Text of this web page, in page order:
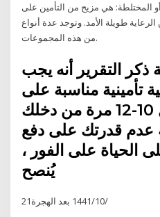
أو المختلطة: هي مزيج من التأمين على
طويلة الأمد. وتوجد عدة أنواع
من هذه المجموعات.
ذكر التقرير أنه يجب
تأمينية مناسبة على
الحياة ، على الأقل 10-12 مرة من دخلك
عدم قدرتك على دفع
الحياة على الفور ،
يُنصح
21‏‏/10‏‏/1441 بعد الهجرة